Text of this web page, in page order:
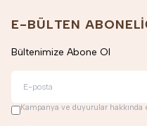
E-BÜLTEN
Bültenimize Abone Ol
Kampanya ve duyurular